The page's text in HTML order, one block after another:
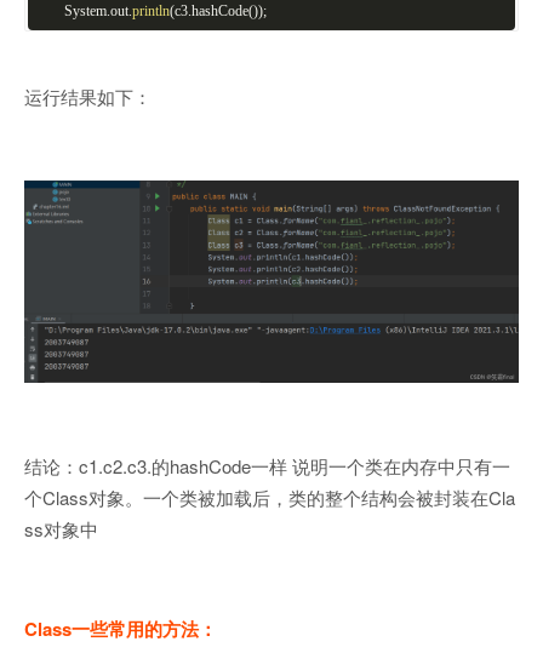
System.out. println(c3.hashCode());
运行结果如下：
结论：c1.c2.c3.的hashCode一样 说明一个类在内存中只有一
个Class对象。一个类被加载后，类的整个结构会被封装在Cla
ss对象中
Class一些常用的方法：